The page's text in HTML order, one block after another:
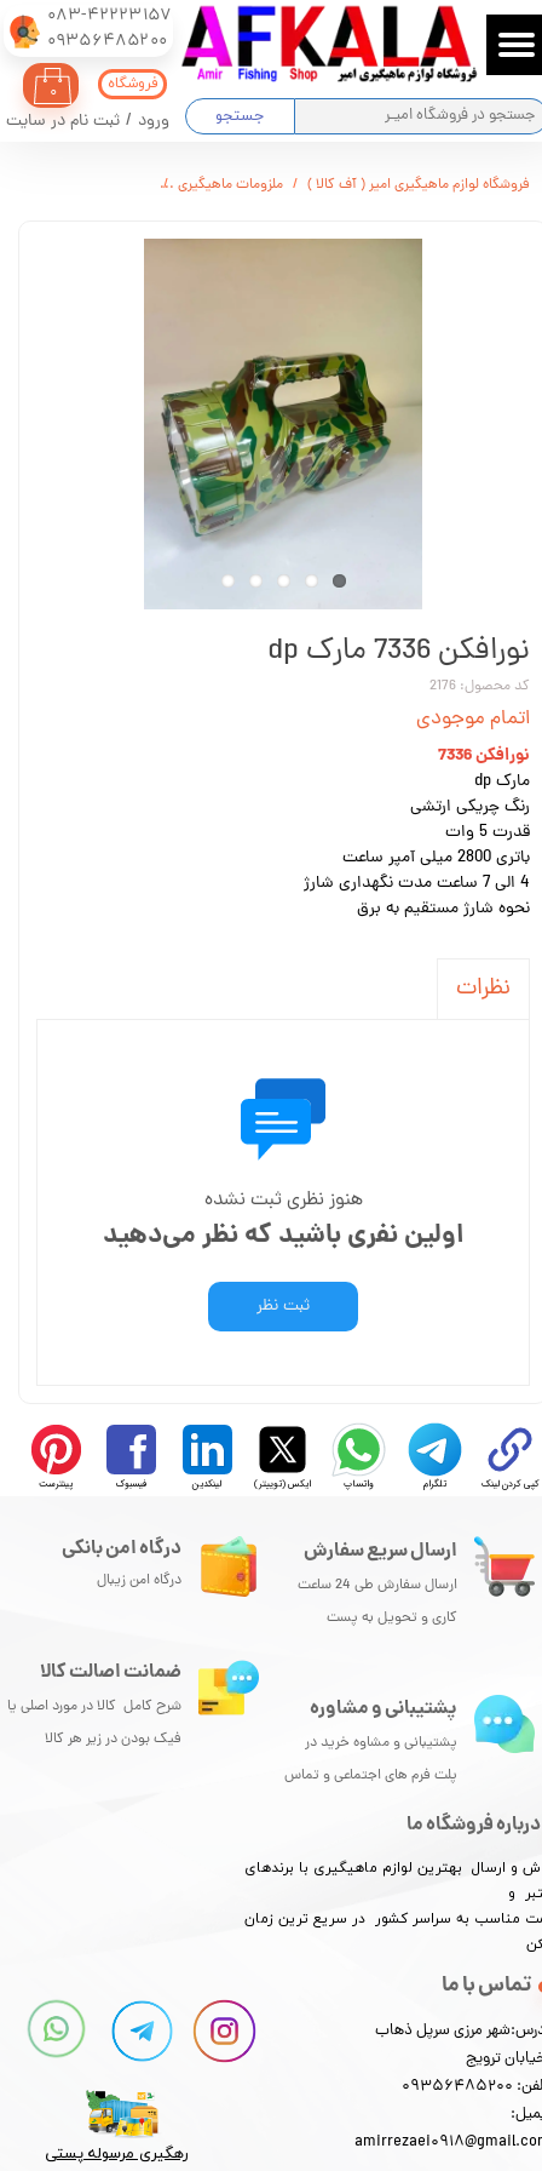
083-42223157
​​​​​​​09356485200
جستجو
۰
ورود / ثبت نام در سایت
حساب کاربری من
تغییر گذر واژه
فروشگاه
فروشگاه لوازم ماهیگیری امیر ( آف کالا ) ملزومات ماهیگیری
نورافکن 7336 مارک dp
کد محصول: 2176
اتمام موجودی
نورافکن 7336
مارک dp
رنگ چریکی ارتشی
قدرت 5 وات
باتری 2800 میلی آمپر ساعت
4 الی 7 ساعت مدت نگهداری شارژ
نحوه شارژ مستقیم به برق
نظرات
هنوز نظری ثبت نشده
اولین نفری باشید که نظر می‌دهید
ثبت نظر
کپی کردن لینک تلگرام واتساپ ایکس (توییتر) لینکدین فیسبوک پینترست
ارسال سریع سفارش
ارسال سفارش طی 24 ساعت
کاری و تحویل به پست
درباره فروشگاه ما
و ارسال بهترین لوازم ماهیگیری با برندهای
و
مناسب به سراسر کشور در سریع ترین زمان
تماس با ما
مرزی سرپل ذهاب
ترویج
درگاه امن بانکی
درگاه امن زیبال
پشتیبانی و مشاوره
پشتیبانی و مشاوه خرید در
پلت فرم های اجتماعی و تماس
ضمانت اصالت کالا
شرح کامل کالا در مورد اصلی یا
فیک بودن در زیر هر کالا
رهگیری مرسوله پستی​​​​​​​